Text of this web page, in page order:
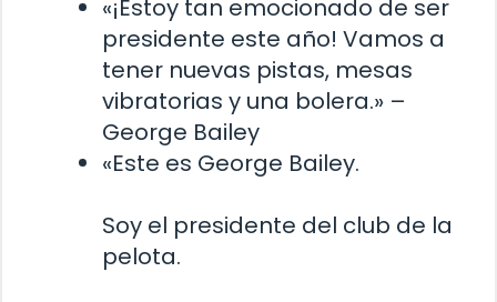
«¡Estoy tan emocionado de ser
presidente este año! Vamos a
tener nuevas pistas, mesas
vibratorias y una bolera.» –
George Bailey
«Este es George Bailey.
Soy el presidente del club de la
pelota.